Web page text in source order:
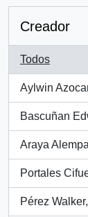
Creador
Todos
Aylwin
, 55
Bascuñan
, 22
Araya
, 16
Portales
, 10
Pérez
, 10 resultados